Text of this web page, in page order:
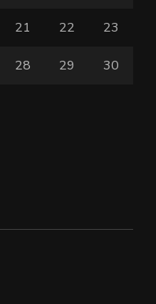
21 22 23
28 29 30